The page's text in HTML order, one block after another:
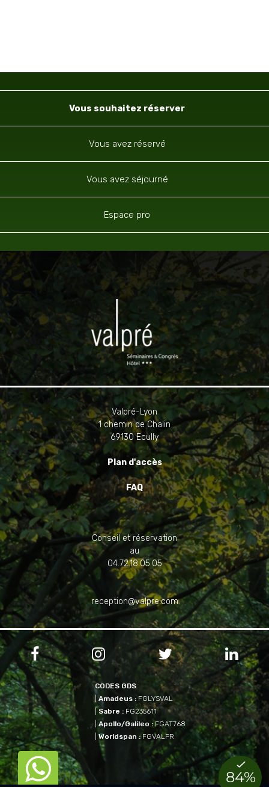
Navigation
Vous souhaitez réserver
Vous avez réservé
Vous avez séjourné
Espace pro
Valpré-Lyon
1 chemin de Chalin
69130 Ecully
Plan d'accès
FAQ
Conseil et réservation
au
04.72.18.05.05
reception@valpre.com
   

CODES GDS
| Amadeus : FGLYSVAL
| Sabre :FG235611
|Apollo/Galileo :FGAT768
Worldspan :FGVALPR